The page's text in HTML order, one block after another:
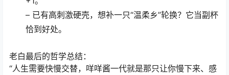
– 已有高刺激硬壳，想补一只“温柔乡”轮换？它当副杯
恰到好处。
老白最后的哲学总结：
“人生需要快慢交替，咩咩酱一代就是那只让你慢下来、感